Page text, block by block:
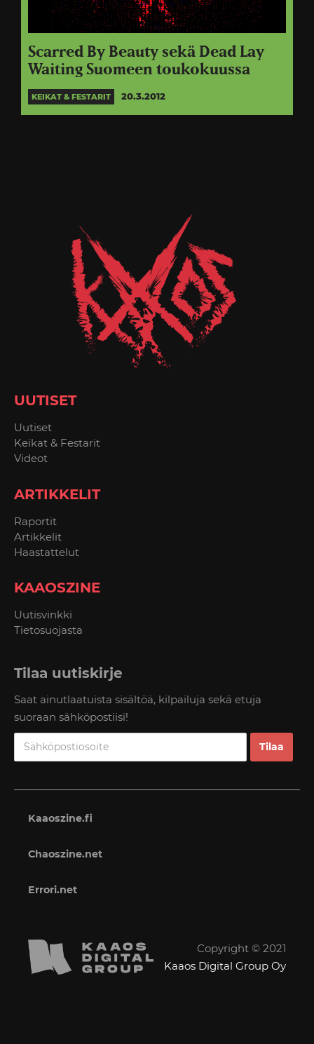
Scarred By Beauty sekä Dead Lay
Waiting Suomeen toukokuussa
KEIKAT & FESTARIT 20.3.2012
UUTISET
Uutiset
Keikat & Festarit
Videot
ARTIKKELIT
Raportit
Artikkelit
Haastattelut
KAAOSZINE
Uutisvinkki
Tietosuojasta
Tilaa uutiskirje
Saat ainutlaatuista sisältöä, kilpailuja sekä etuja
suoraan sähköpostiisi!
Kaaoszine.fi
Chaoszine.net
Errori.net
Copyright © 2021
Kaaos Digital Group Oy